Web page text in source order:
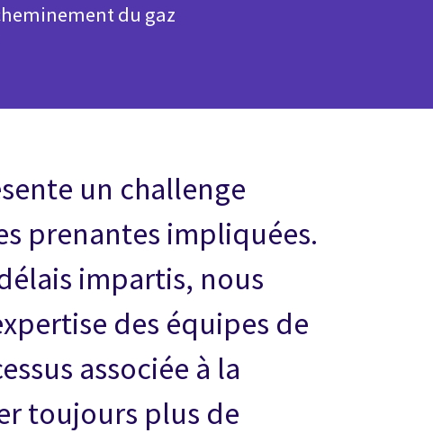
du gaz
un challenge
prenantes impliquées.
impartis, nous
des équipes de
associée à la
toujours plus de